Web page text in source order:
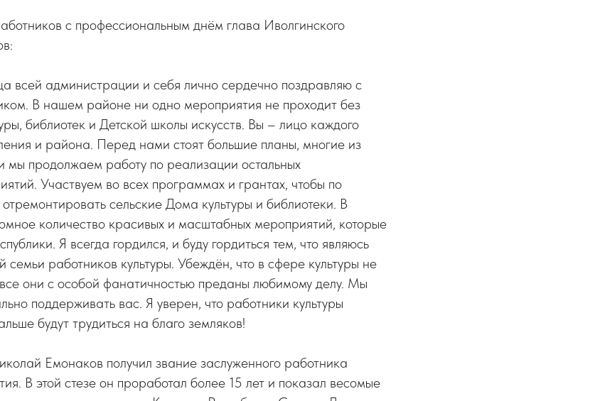
с профессиональным днём глава Иволгинского
всей администрации и себя лично сердечно поздравляю с
В нашем районе ни одно мероприятия не проходит без
библиотек и Детской школы искусств. Вы – лицо каждого
и района. Перед нами стоят большие планы, многие из
мы продолжаем работу по реализации остальных
Участвуем во всех программах и грантах, чтобы по
сельские Дома культуры и библиотеки. В
количество красивых и масштабных мероприятий, которые
Я всегда гордился, и буду гордиться тем, что являюсь
работников культуры. Убеждён, что в сфере культуры не
они с особой фанатичностью преданы любимому делу. Мы
поддерживать вас. Я уверен, что работники культуры
будут трудиться на благо земляков!
Емонаков получил звание заслуженного работника
В этой стезе он проработал более 15 лет и показал весомые